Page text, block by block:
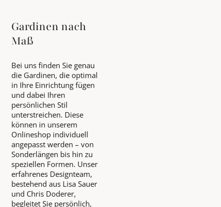
Gardinen nach
Maß
Bei uns finden Sie genau
die Gardinen, die optimal
in Ihre Einrichtung fügen
und dabei Ihren
persönlichen Stil
unterstreichen. Diese
können in unserem
Onlineshop individuell
angepasst werden – von
Sonderlängen bis hin zu
speziellen Formen. Unser
erfahrenes Designteam,
bestehend aus Lisa Sauer
und Chris Doderer,
begleitet Sie persönlich,